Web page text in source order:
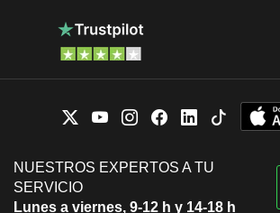
NUESTROS EXPERTOS A TU
SERVICIO
Lunes a viernes, 9-12 h y 14-18 h